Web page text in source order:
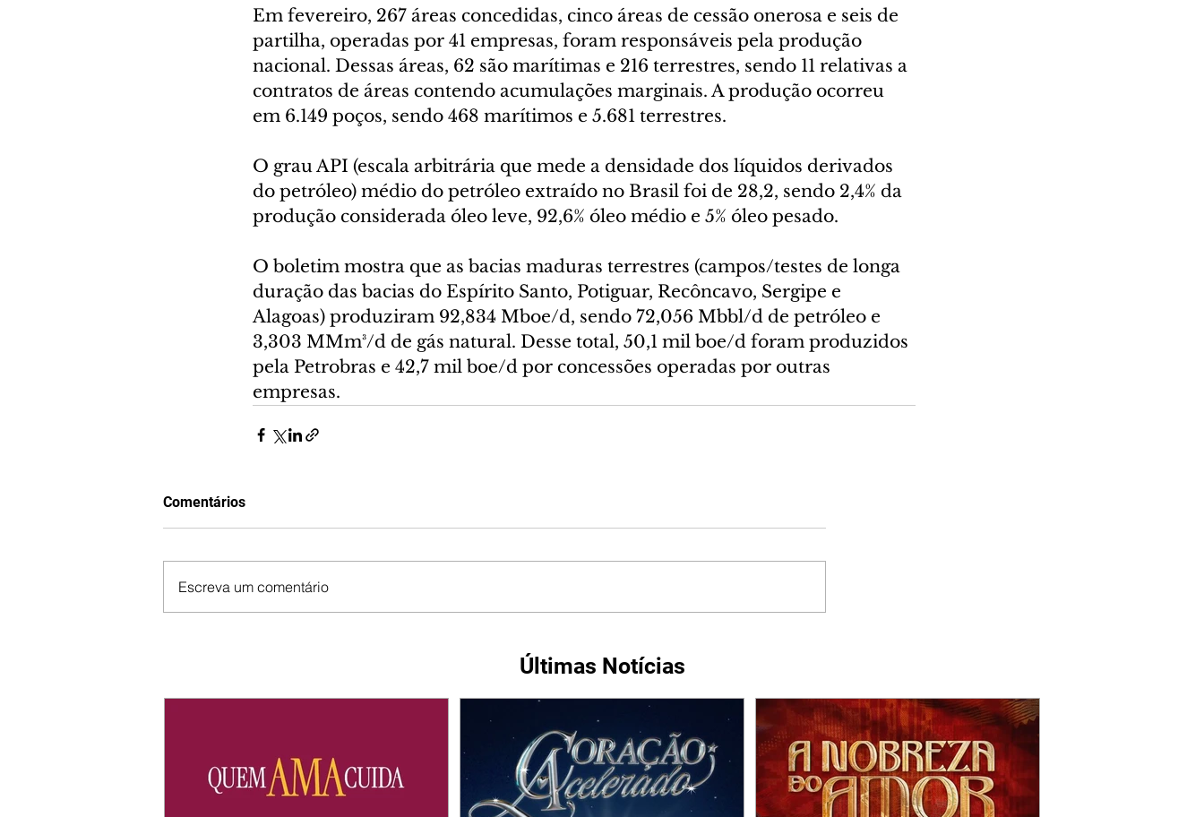
Em fevereiro, 267 áreas concedidas, cinco áreas de cessão onerosa e seis de
partilha, operadas por 41 empresas, foram responsáveis pela produção
nacional. Dessas áreas, 62 são marítimas e 216 terrestres, sendo 11 relativas a
contratos de áreas contendo acumulações marginais. A produção ocorreu
em 6.149 poços, sendo 468 marítimos e 5.681 terrestres.
O grau API (escala arbitrária que mede a densidade dos líquidos derivados
do petróleo) médio do petróleo extraído no Brasil foi de 28,2, sendo 2,4% da
produção considerada óleo leve, 92,6% óleo médio e 5% óleo pesado.
O boletim mostra que as bacias maduras terrestres (campos/testes de longa
duração das bacias do Espírito Santo, Potiguar, Recôncavo, Sergipe e
Alagoas) produziram 92,834 Mboe/d, sendo 72,056 Mbbl/d de petróleo e
3,303 MMm³/d de gás natural. Desse total, 50,1 mil boe/d foram produzidos
pela Petrobras e 42,7 mil boe/d por concessões operadas por outras
empresas.
Comentários
Escreva um comentário
Últimas Notícias